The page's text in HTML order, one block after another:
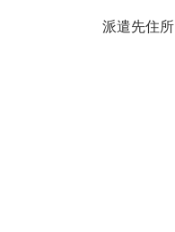
派遣先住所